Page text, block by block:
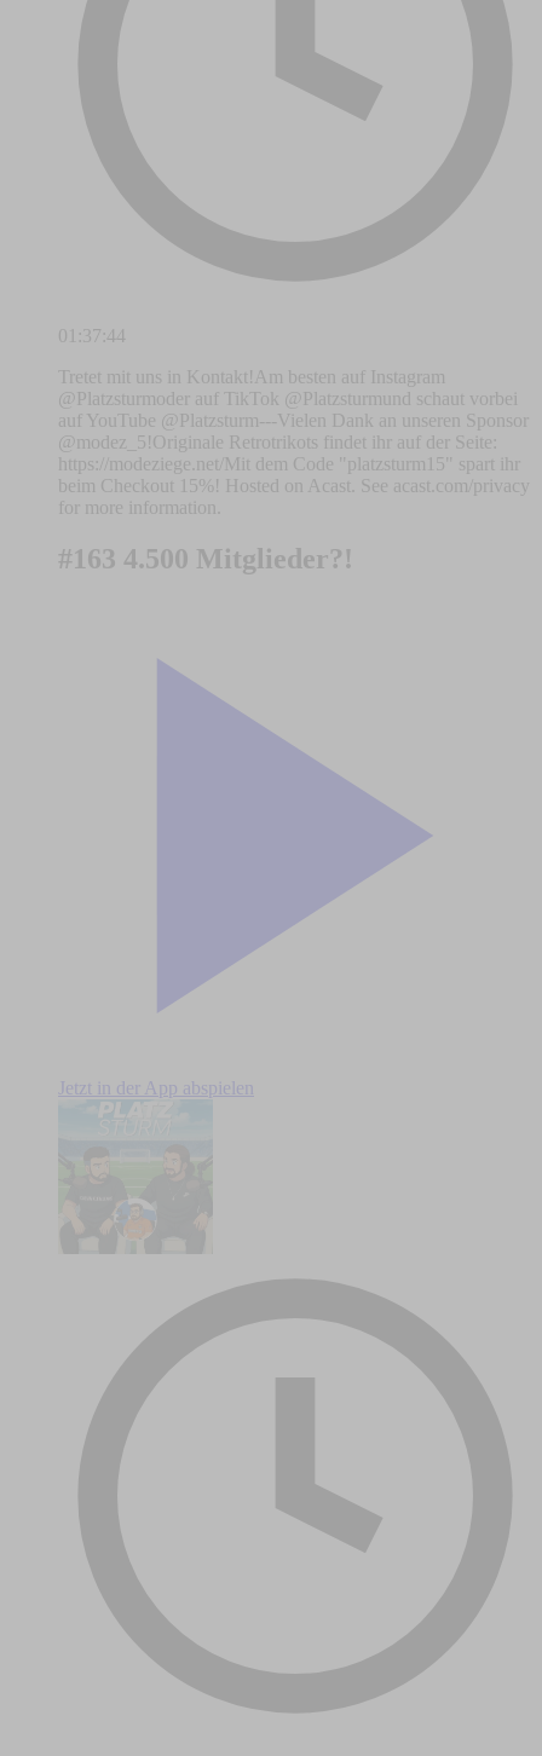
01:37:44
Tretet mit uns in Kontakt!Am besten auf Instagram
@Platzsturmoder auf TikTok @Platzsturmund schaut vorbei
auf YouTube @Platzsturm---Vielen Dank an unseren Sponsor
@modez_5!Originale Retrotrikots findet ihr auf der Seite:
https://modeziege.net/Mit dem Code "platzsturm15" spart ihr
beim Checkout 15%! Hosted on Acast. See acast.com/privacy
for more information.
#163 4.500 Mitglieder?!
Jetzt in der App abspielen